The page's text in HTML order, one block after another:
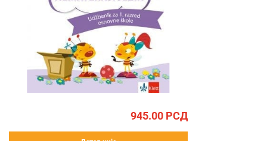
945.00 РСД